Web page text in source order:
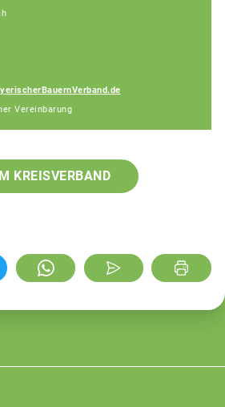
Vereinbarung
KREISVERBAND